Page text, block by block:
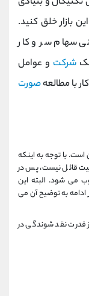
بازار خلق کنید.
سهام سر و کار
شرکت و عوامل
با مطالعهصورت
با توجه به اینکه
قائل نیست، پس در
می شود. البته این
ادامه به توضیح آن می
قدرت نقد شوندگی در